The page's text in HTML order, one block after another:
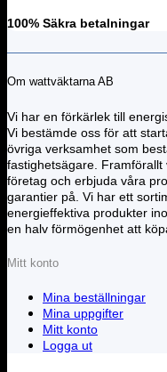
100% Säkra betalningar
Om wattväktarna AB
Vi har en förkärlek till
Vi bestämde oss för att
övriga verksamhet som
fastighetsägare.
företag och erbjuda våra
garantier på. Vi har ett
energieffektiva produkter
en halv förmögenhet att
Mitt konto
Mina beställningar
Mina uppgifter
Mitt konto
Logga ut